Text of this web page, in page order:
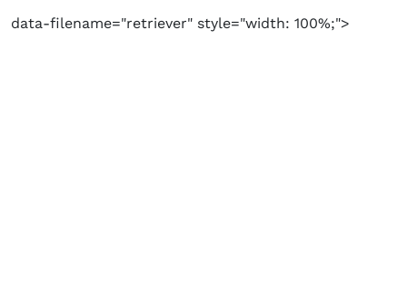
data-filename="retriever" style="width: 100%;">